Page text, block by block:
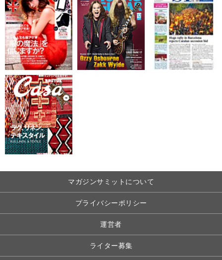
マガジンサミットについて
プライバシーポリシー
運営者
ライター募集